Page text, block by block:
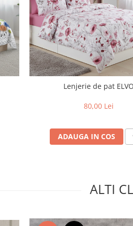
Lenjerie de pat ELVO
80,00 Lei
ADAUGA IN COS
ALTI